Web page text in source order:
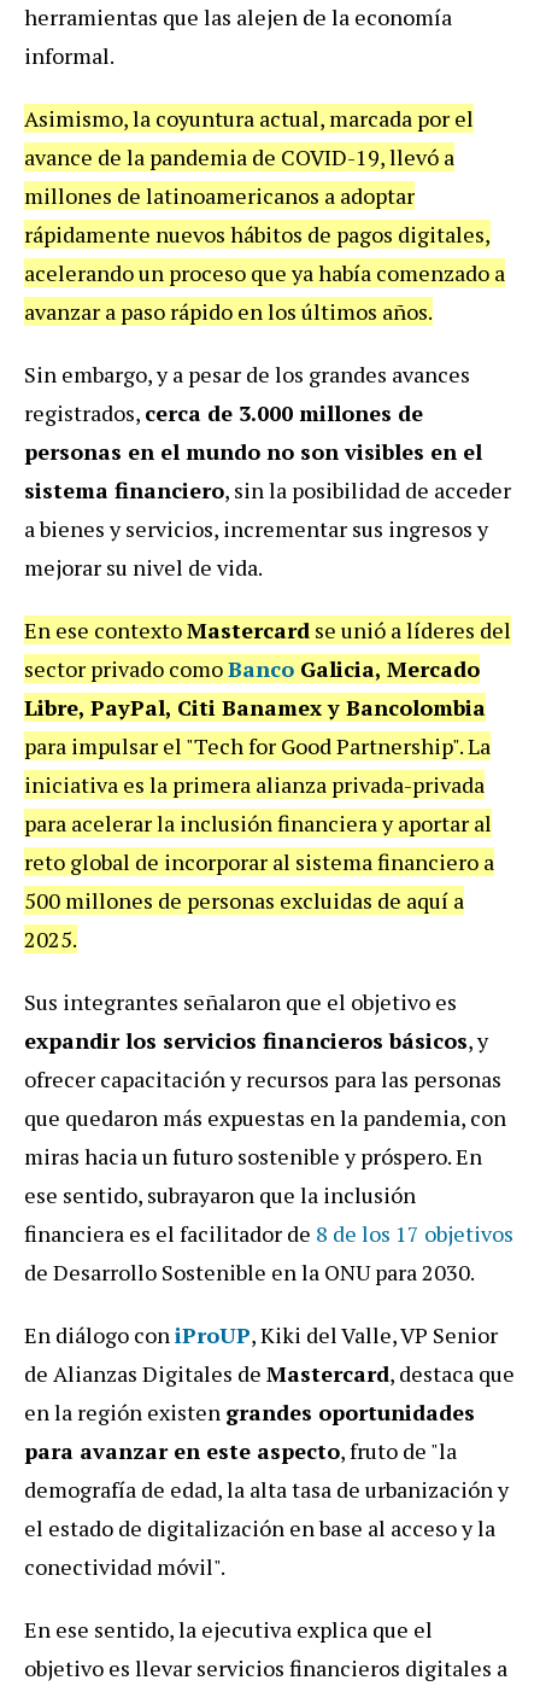
herramientas que las alejen de la economía
informal.
Asimismo, la coyuntura actual, marcada por el
avance de la pandemia de COVID-19, llevó a
millones de latinoamericanos a adoptar
rápidamente nuevos hábitos de pagos digitales,
acelerando un proceso que ya había comenzado a
avanzar a paso rápido en los últimos años.
Sin embargo, y a pesar de los grandes avances
registrados, cerca de 3.000 millones de
personas en el mundo no son visibles en el
sistema financiero, sin la posibilidad de acceder
a bienes y servicios, incrementar sus ingresos y
mejorar su nivel de vida.
En ese contextoMastercard se unió a líderes del
sector privado comoBanco Galicia, Mercado
Libre, PayPal, Citi Banamex y Bancolombia
para impulsar el "Tech for Good Partnership". La
iniciativa es la primera alianza privada-privada
para acelerar la inclusión financiera y aportar al
reto global de incorporar al sistema financiero a
500 millones de personas excluidas de aquí a
2025.
Sus integrantes señalaron que el objetivo es
expandir los servicios financieros básicos, y
ofrecer capacitación y recursos para las personas
que quedaron más expuestas en la pandemia, con
miras hacia un futuro sostenible y próspero. En
ese sentido, subrayaron que la inclusión
financiera es el facilitador de 8 de los 17 objetivos
de Desarrollo Sostenible en la ONU para 2030.
En diálogo coniProUP, Kiki del Valle, VP Senior
de Alianzas Digitales de Mastercard, destaca que
en la región existen grandes oportunidades
para avanzar en este aspecto, fruto de "la
demografía de edad, la alta tasa de urbanización y
el estado de digitalización en base al acceso y la
conectividad móvil".
En ese sentido, la ejecutiva explica que el
objetivo es llevar servicios financieros digitales a